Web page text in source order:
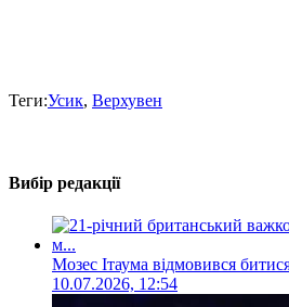
Теги:Усик, Верхувен
Вибір редакції
Мозес Ітаума відмовився
10.07.2026, 12:54